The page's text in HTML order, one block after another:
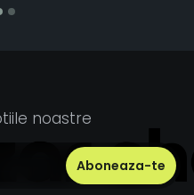
noastre